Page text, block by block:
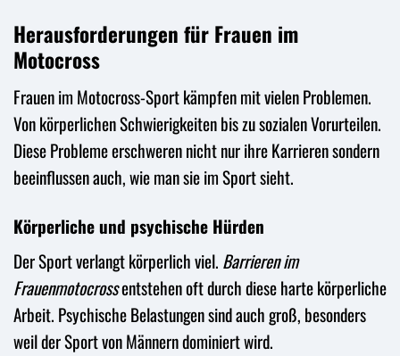
Herausforderungen für Frauen im
Motocross
Frauen im Motocross-Sport kämpfen mit vielen Problemen.
Von körperlichen Schwierigkeiten bis zu sozialen Vorurteilen.
Diese Probleme erschweren nicht nur ihre Karrieren sondern
beeinflussen auch, wie man sie im Sport sieht.
Körperliche und psychische Hürden
Der Sport verlangt körperlich viel. Barrieren im
Frauenmotocrossentstehen oft durch diese harte körperliche
Arbeit. Psychische Belastungen sind auch groß, besonders
weil der Sport von Männern dominiert wird.